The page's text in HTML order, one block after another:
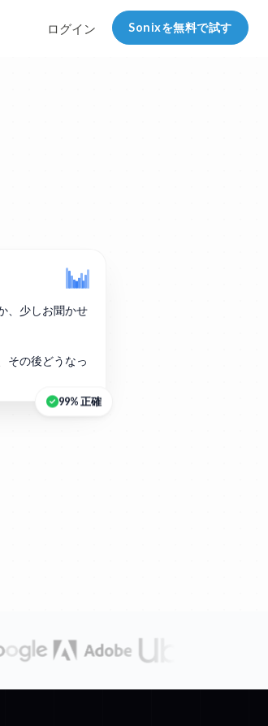
ログイン Sonixを無料で試す
、少しお聞かせ
その後どうなっ
99% 正確